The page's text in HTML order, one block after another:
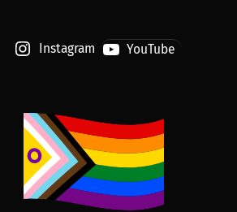
Instagram YouTube